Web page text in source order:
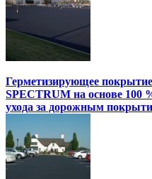
Герметизирующее
SPECTRUM на основе 100
ухода за дорожным